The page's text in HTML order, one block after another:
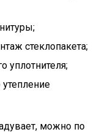
стеклопакета;
уплотнителя;
утепление
можно по